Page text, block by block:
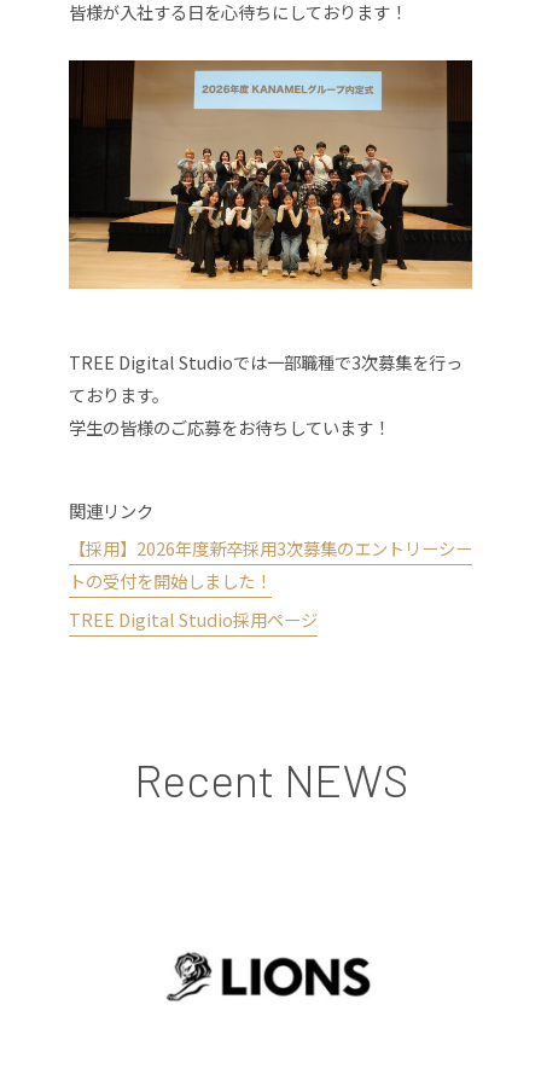
皆様が入社する日を心待ちにしております！
TREE Digital Studioでは一部職種で3次募集を行っ
ております。
学生の皆様のご応募をお待ちしています！
関連リンク
【採用】2026年度新卒採用3次募集のエントリーシー
トの受付を開始しました！
TREE Digital Studio採用ページ
Recent NEWS